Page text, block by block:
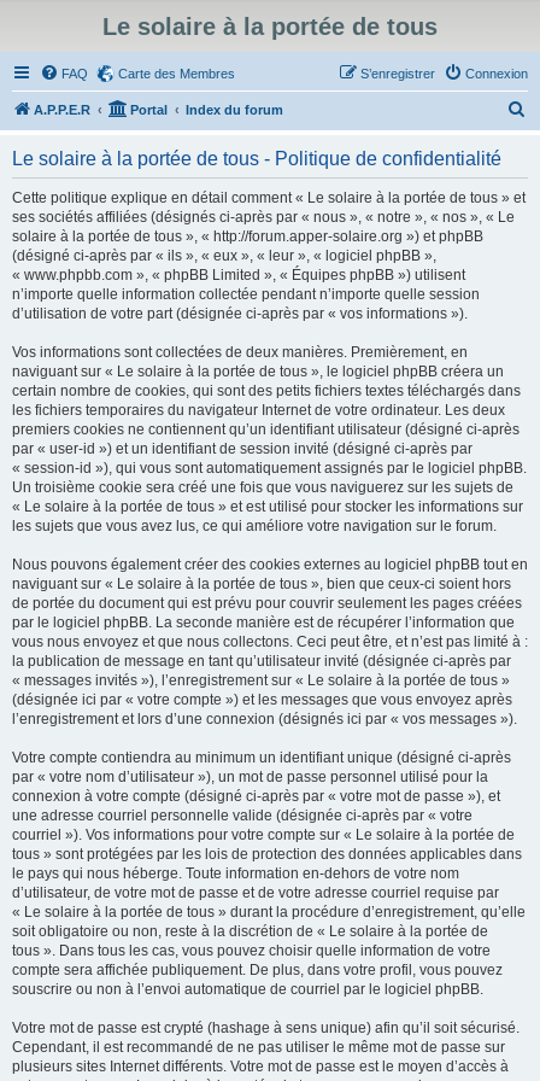
Le solaire à la portée de tous
FAQ Carte des Membres Connexion
S’enregistrer
A.P.P.E.R Portal Index du forum
Le solaire à la portée de tous - Politique de confidentialité
Cette politique explique en détail comment « Le solaire à la portée de tous » et
ses sociétés affiliées (désignés ci-après par « nous », « notre », « nos », « Le
solaire à la portée de tous », « http://forum.apper-solaire.org ») et phpBB
(désigné ci-après par « ils », « eux », « leur », « logiciel phpBB »,
« www.phpbb.com », « phpBB Limited », « Équipes phpBB ») utilisent
n’importe quelle information collectée pendant n’importe quelle session
d’utilisation de votre part (désignée ci-après par « vos informations »).
Vos informations sont collectées de deux manières. Premièrement, en
naviguant sur « Le solaire à la portée de tous », le logiciel phpBB créera un
certain nombre de cookies, qui sont des petits fichiers textes téléchargés dans
les fichiers temporaires du navigateur Internet de votre ordinateur. Les deux
premiers cookies ne contiennent qu’un identifiant utilisateur (désigné ci-après
par « user-id ») et un identifiant de session invité (désigné ci-après par
« session-id »), qui vous sont automatiquement assignés par le logiciel phpBB.
Un troisième cookie sera créé une fois que vous naviguerez sur les sujets de
« Le solaire à la portée de tous » et est utilisé pour stocker les informations sur
les sujets que vous avez lus, ce qui améliore votre navigation sur le forum.
Nous pouvons également créer des cookies externes au logiciel phpBB tout en
naviguant sur « Le solaire à la portée de tous », bien que ceux-ci soient hors
de portée du document qui est prévu pour couvrir seulement les pages créées
par le logiciel phpBB. La seconde manière est de récupérer l’information que
vous nous envoyez et que nous collectons. Ceci peut être, et n’est pas limité à :
la publication de message en tant qu’utilisateur invité (désignée ci-après par
« messages invités »), l’enregistrement sur « Le solaire à la portée de tous »
(désignée ici par « votre compte ») et les messages que vous envoyez après
l’enregistrement et lors d’une connexion (désignés ici par « vos messages »).
Votre compte contiendra au minimum un identifiant unique (désigné ci-après
par « votre nom d’utilisateur »), un mot de passe personnel utilisé pour la
connexion à votre compte (désigné ci-après par « votre mot de passe »), et
une adresse courriel personnelle valide (désignée ci-après par « votre
courriel »). Vos informations pour votre compte sur « Le solaire à la portée de
tous » sont protégées par les lois de protection des données applicables dans
le pays qui nous héberge. Toute information en-dehors de votre nom
d’utilisateur, de votre mot de passe et de votre adresse courriel requise par
« Le solaire à la portée de tous » durant la procédure d’enregistrement, qu’elle
soit obligatoire ou non, reste à la discrétion de « Le solaire à la portée de
tous ». Dans tous les cas, vous pouvez choisir quelle information de votre
compte sera affichée publiquement. De plus, dans votre profil, vous pouvez
souscrire ou non à l’envoi automatique de courriel par le logiciel phpBB.
Votre mot de passe est crypté (hashage à sens unique) afin qu’il soit sécurisé.
Cependant, il est recommandé de ne pas utiliser le même mot de passe sur
plusieurs sites Internet différents. Votre mot de passe est le moyen d’accès à